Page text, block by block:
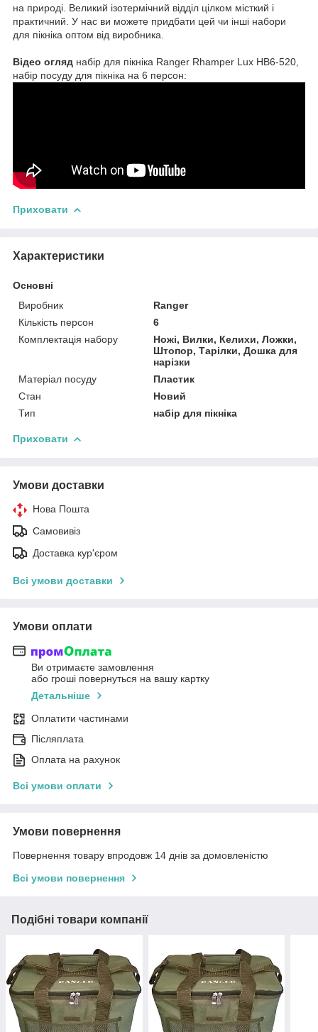
на природі. Великий ізотермічний відділ цілком місткий і
практичний. У нас ви можете придбати цей чи інші набори
для пікніка оптом від виробника.
Відео огляд набір для пікніка Ranger Rhamper Lux НВ6-520,
набір посуду для пікніка на 6 персон:
Приховати
Характеристики
Основні
Виробник
Ranger
Кількість персон
6
Комплектація набору
Ножі, Вилки, Келихи, Ложки,
Штопор, Тарілки, Дошка для
нарізки
Матеріал посуду
Пластик
Стан
Новий
Тип
набір для пікніка
Приховати
Умови доставки
Нова Пошта
Самовивіз
Доставка кур'єром
Всі умови доставки
Умови оплати
Ви отримаєте замовлення
або гроші повернуться на вашу картку
Детальніше
Оплатити частинами
Післяплата
Оплата на рахунок
Всі умови оплати
Умови повернення
Повернення товару впродовж 14 днів за домовленістю
Всі умови повернення
Подібні товари компанії